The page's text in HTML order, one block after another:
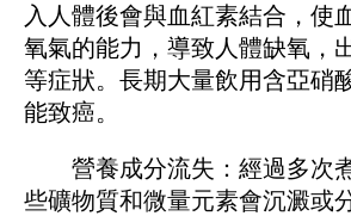
入人體後會與血紅素結合，使
氧氣的能力，導致人體缺氧，
等症狀。長期大量飲用含亞硝
能致癌。
營養成分流失：經過多次
些礦物質和微量元素會沉澱或